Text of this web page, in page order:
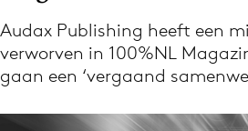
Volg het laatste nieuws
Nieuws
Audax Publishing heeft een
verworven in 100%NL
gaan een ‘vergaand